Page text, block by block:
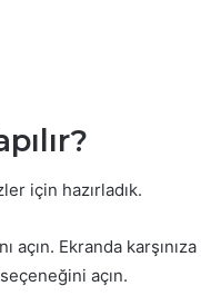
için hazırladık.
açın. Ekranda
açın.